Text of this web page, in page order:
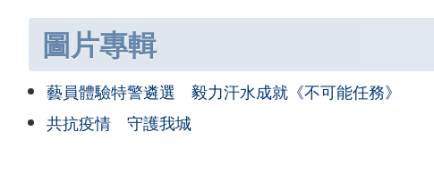
圖片專輯
藝員體驗特警遴選 毅力汗水成就《不可能任務》
共抗疫情 守護我城